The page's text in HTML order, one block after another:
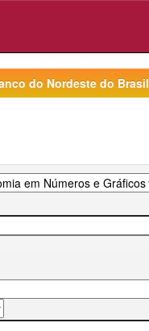
do Nordeste do Brasil